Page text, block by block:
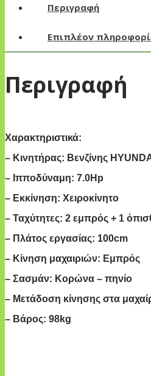
Περιγραφή
Επιπλέον
Περιγραφή
Χαρακτηριστικά:
– Κινητήρας: Βενζίνης
– Ιπποδύναμη: 7.0Hp
– Εκκίνηση: Χειροκίνητο
– Ταχύτητες: 2 εμπρός + 1
– Πλάτος εργασίας: 100cm
– Κίνηση μαχαιριών: Εμπρός
– Σασμάν: Κορώνα – πηνίο
– Μετάδοση κίνησης στα
– Βάρος: 98kg